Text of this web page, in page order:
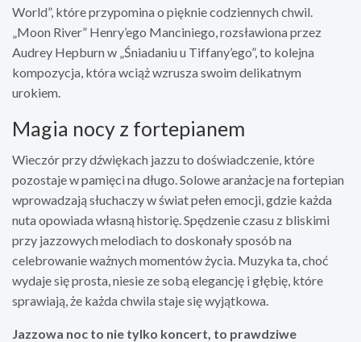
World”, które przypomina o pięknie codziennych chwil.
„Moon River” Henry’ego Manciniego, rozsławiona przez
Audrey Hepburn w „Śniadaniu u Tiffany’ego”, to kolejna
kompozycja, która wciąż wzrusza swoim delikatnym
urokiem.
Magia nocy z fortepianem
Wieczór przy dźwiękach jazzu to doświadczenie, które
pozostaje w pamięci na długo. Solowe aranżacje na fortepian
wprowadzają słuchaczy w świat pełen emocji, gdzie każda
nuta opowiada własną historię. Spędzenie czasu z bliskimi
przy jazzowych melodiach to doskonały sposób na
celebrowanie ważnych momentów życia. Muzyka ta, choć
wydaje się prosta, niesie ze sobą elegancję i głębię, które
sprawiają, że każda chwila staje się wyjątkowa.
Jazzowa noc to nie tylko koncert, to prawdziwe